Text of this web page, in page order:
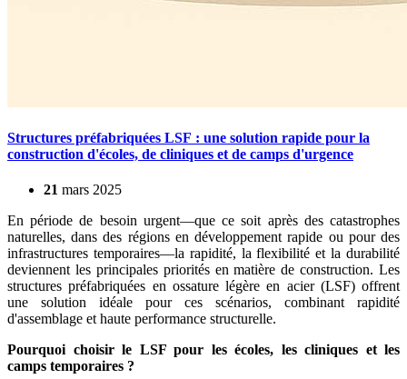
Structures préfabriquées LSF : une solution rapide pour la
construction d'écoles, de cliniques et de camps d'urgence
21 mars 2025
En période de besoin urgent—que ce soit après des catastrophes
naturelles, dans des régions en développement rapide ou pour des
infrastructures temporaires—la rapidité, la flexibilité et la durabilité
deviennent les principales priorités en matière de construction. Les
structures préfabriquées en ossature légère en acier (LSF) offrent
une solution idéale pour ces scénarios, combinant rapidité
d'assemblage et haute performance structurelle.
Pourquoi choisir le LSF pour les écoles, les cliniques et les
camps temporaires ?